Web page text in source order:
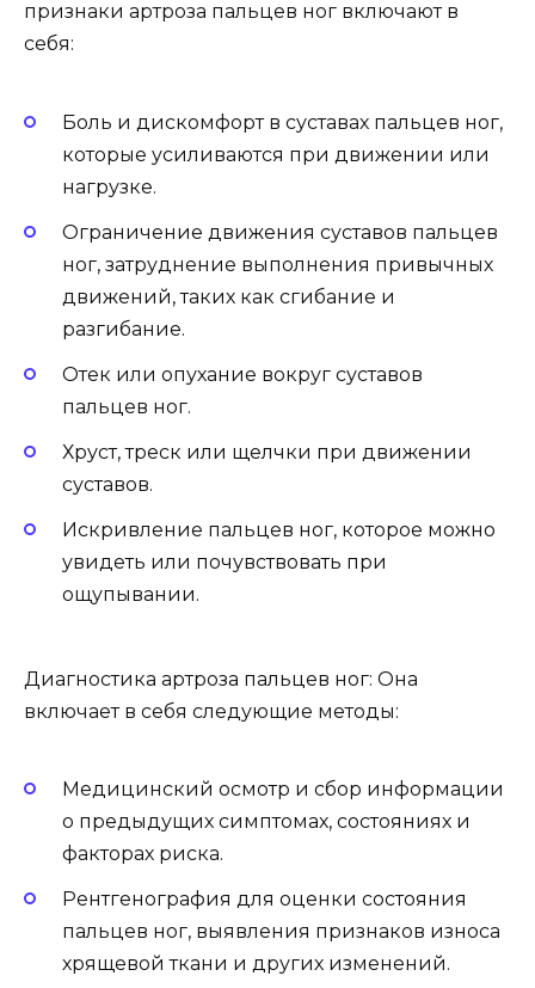
признаки артроза пальцев ног включают в
себя:
Боль и дискомфорт в суставах пальцев ног,
которые усиливаются при движении или
нагрузке.
Ограничение движения суставов пальцев
ног, затруднение выполнения привычных
движений, таких как сгибание и
разгибание.
Отек или опухание вокруг суставов
пальцев ног.
Хруст, треск или щелчки при движении
суставов.
Искривление пальцев ног, которое можно
увидеть или почувствовать при
ощупывании.
Диагностика артроза пальцев ног: Она
включает в себя следующие методы:
Медицинский осмотр и сбор информации
о предыдущих симптомах, состояниях и
факторах риска.
Рентгенография для оценки состояния
пальцев ног, выявления признаков износа
хрящевой ткани и других изменений.